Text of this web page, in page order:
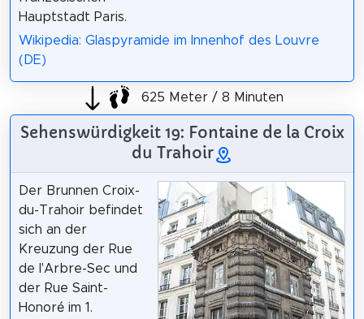
Hauptstadt Paris.
Wikipedia: Glaspyramide im Innenhof des Louvre
(DE)
625 Meter / 8 Minuten
Sehenswürdigkeit 19: Fontaine de la Croix
du Trahoir
Der Brunnen Croix-
du-Trahoir befindet
sich an der
Kreuzung der Rue
de l'Arbre-Sec und
der Rue Saint-
Honoré im 1.